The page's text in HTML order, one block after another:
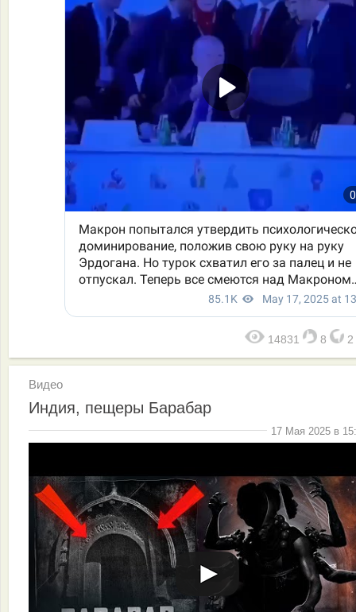
14831 8 2
Видео
Индия, пещеры Барабар
17 Мая 2025 в